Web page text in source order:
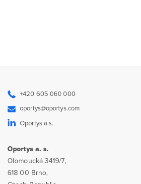
+420 605 060 000
oportys@oportys.com
Oportys a.s.
Oportys a. s.
Olomoucká 3419/7,
618 00 Brno,